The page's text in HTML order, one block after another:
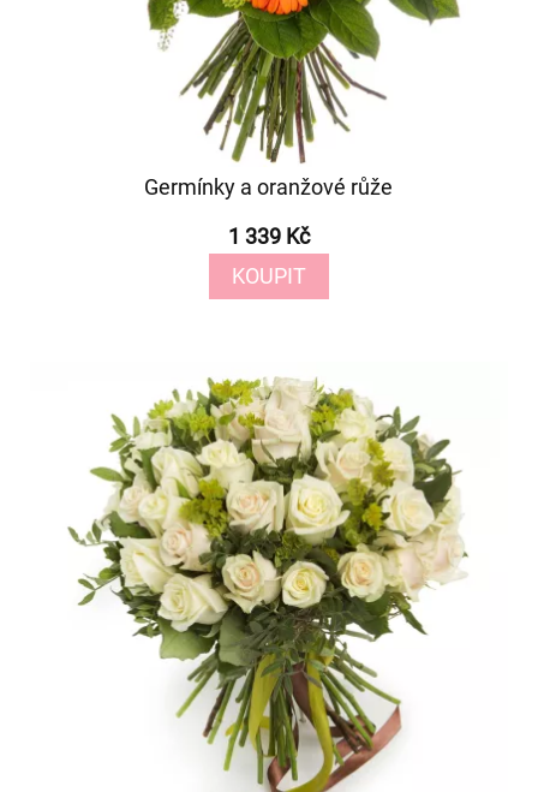
Germínky a oranžové růže
1 339 Kč
KOUPIT